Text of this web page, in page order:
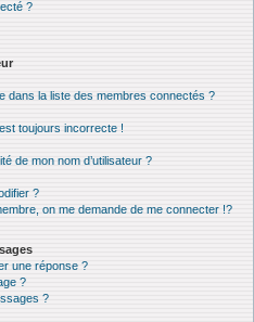
?
dans la liste des membres connectés ?
toujours incorrecte !
de mon nom d’utilisateur ?
?
on me demande de me connecter !?
une réponse ?
?
?